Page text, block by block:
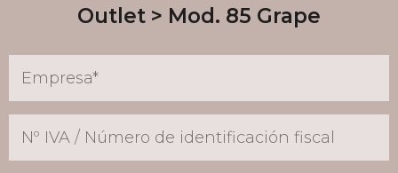
Outlet
Mod. 85 Grape